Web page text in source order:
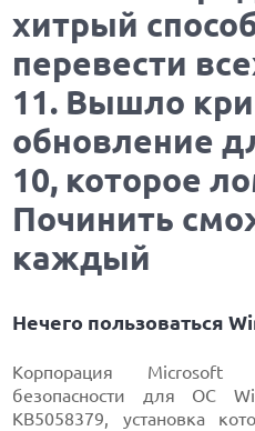
хитрый
перевести
11. Вышло
обновление
10, которое
Починить
каждый
Нечего пользоваться
Корпорация Microsoft
безопасности для ОС
KB5058379, установка